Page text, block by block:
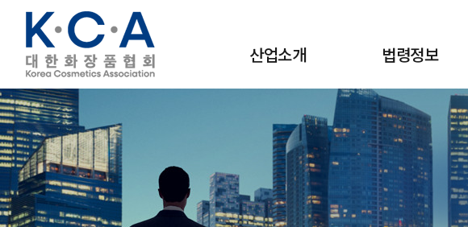
산업소개
사회적·경제적 가치
화장품 시장정보
법령정보
국내법령
해외법령
중국법령
나고야 의정서